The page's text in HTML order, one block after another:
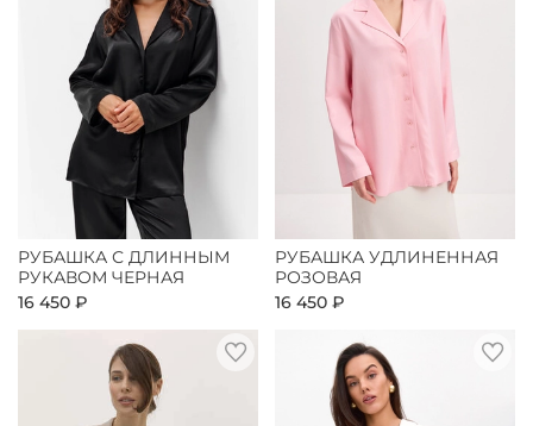
РУБАШКА С ДЛИННЫМ
РУКАВОМ ЧЕРНАЯ
16 450 ₽
РУБАШКА УДЛИНЕННАЯ
РОЗОВАЯ
16 450 ₽